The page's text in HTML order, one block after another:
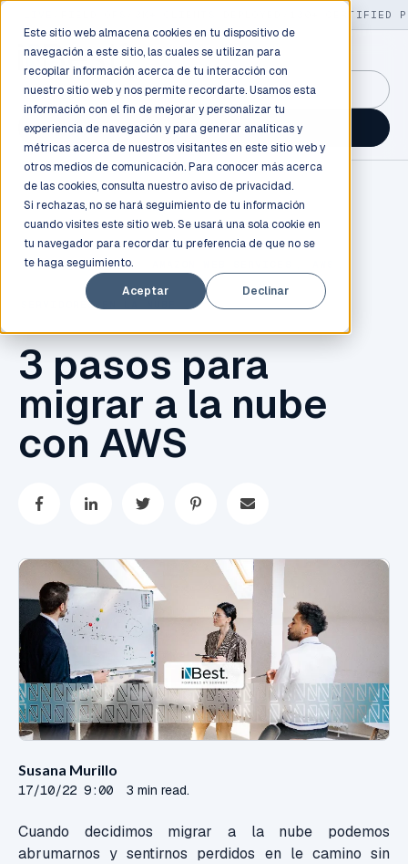
Este sitio web almacena cookies en tu dispositivo de
navegación a este sitio, las cuales se utilizan para
recopilar información acerca de tu interacción con
nuestro sitio web y nos permite recordarte. Usamos esta
información con el fin de mejorar y personalizar tu
experiencia de navegación y para generar analíticas y
métricas acerca de nuestros visitantes en este sitio web y
otros medios de comunicación. Para conocer más acerca
de las cookies, consulta nuestro aviso de privacidad.
Si rechazas, no se hará seguimiento de tu información
cuando visites este sitio web. Se usará una sola cookie en
tu navegador para recordar tu preferencia de que no se
te haga seguimiento.
Aceptar
Declinar
130+ CERTIFIED
GuidancePlex →
Talk to an engineer →
CLOUD COMPUTING
SERVIDORES EN LA NUBE
3 pasos para
migrar a la nube
con AWS
Susana Murillo
17/10/22 9:00 3 min read.
Cuando decidimos migrar a la nube podemos
abrumarnos y sentirnos perdidos en le camino sin